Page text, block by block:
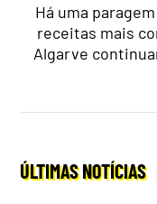
Há uma
receitas mais
Algarve
ÚLTIMAS NOTÍCIAS